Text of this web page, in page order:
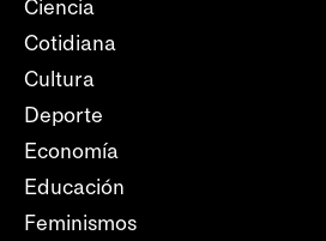
Ciencia
Cotidiana
Cultura
Deporte
Economía
Educación
Feminismos